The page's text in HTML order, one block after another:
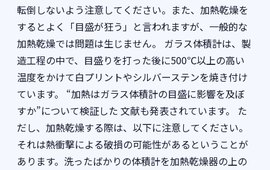
転倒しないよう注意してください。また、加熱乾燥を
するとよく「目盛が狂う」と言われますが、一般的な
加熱乾燥では問題は生じません。 ガラス体積計は、製
造工程の中で、目盛りを打った後に500℃以上の高い
温度をかけて白プリントやシルバーステンを焼き付け
ています。 “加熱はガラス体積計の目盛に影響を及ぼ
すか”について検証した 文献も発表されています。 た
だし、加熱乾燥する際は、以下に注意してください。
それは熱衝撃による破損の可能性があるということが
あります。洗ったばかりの体積計を加熱乾燥器の上の